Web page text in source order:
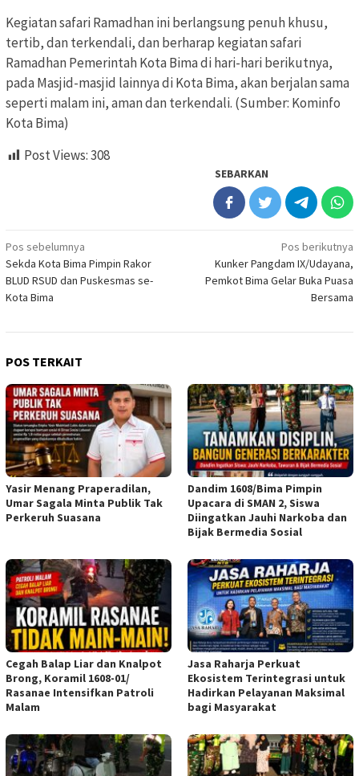
Kegiatan safari Ramadhan ini berlangsung penuh khusu,
tertib, dan terkendali, dan berharap kegiatan safari
Ramadhan Pemerintah Kota Bima di hari-hari berikutnya,
pada Masjid-masjid lainnya di Kota Bima, akan berjalan sama
seperti malam ini, aman dan terkendali. (Sumber: Kominfo
Kota Bima)
Post Views:308
SEBARKAN
Navigasi
pos
Pos sebelumnya
Sekda Kota Bima Pimpin Rakor
BLUD RSUD dan Puskesmas se-
Kota Bima
Pos berikutnya
Kunker Pangdam IX/Udayana,
Pemkot Bima Gelar Buka Puasa
Bersama
POS TERKAIT
Yasir Menang Praperadilan,
Umar Sagala Minta Publik Tak
Perkeruh Suasana
Dandim 1608/Bima Pimpin
Upacara di SMAN 2, Siswa
Diingatkan Jauhi Narkoba dan
Bijak Bermedia Sosial
Cegah Balap Liar dan Knalpot
Brong, Koramil 1608-01/
Rasanae Intensifkan Patroli
Malam
Jasa Raharja Perkuat
Ekosistem Terintegrasi untuk
Hadirkan Pelayanan Maksimal
bagi Masyarakat